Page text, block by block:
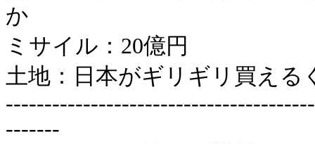
か
ミサイル：20億円
土地：日本がギリギリ買える
-------